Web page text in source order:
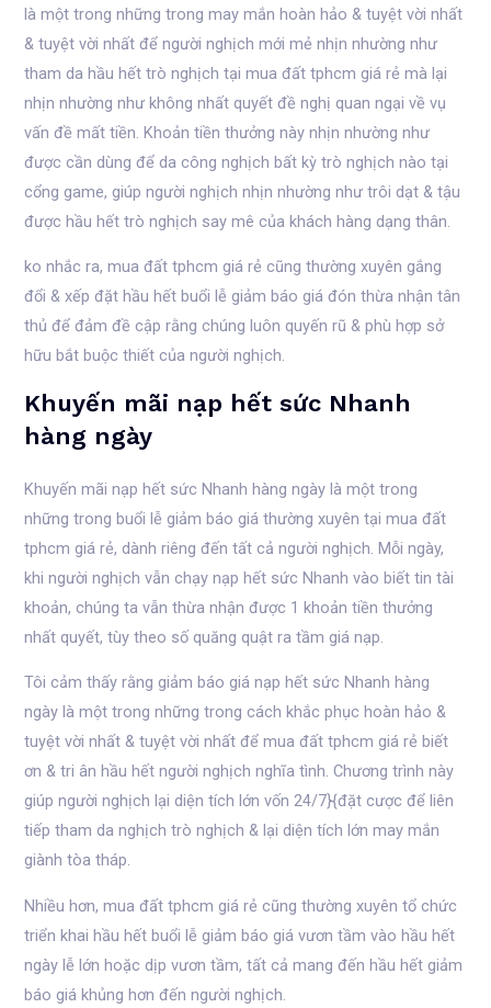
là một trong những trong may mắn hoàn hảo & tuyệt vời nhất
& tuyệt vời nhất để người nghịch mới mẻ nhịn nhường như
tham da hầu hết trò nghịch tại mua đất tphcm giá rẻ mà lại
nhịn nhường như không nhất quyết đề nghị quan ngại về vụ
vấn đề mất tiền. Khoản tiền thưởng này nhịn nhường như
được cần dùng để da công nghịch bất kỳ trò nghịch nào tại
cổng game, giúp người nghịch nhịn nhường như trôi dạt & tậu
được hầu hết trò nghịch say mê của khách hàng dạng thân.
ko nhắc ra, mua đất tphcm giá rẻ cũng thường xuyên gắng
đổi & xếp đặt hầu hết buổi lễ giảm báo giá đón thừa nhận tân
thủ để đảm đề cập rằng chúng luôn quyến rũ & phù hợp sở
hữu bắt buộc thiết của người nghịch.
Khuyến mãi nạp hết sức Nhanh
hàng ngày
Khuyến mãi nạp hết sức Nhanh hàng ngày là một trong
những trong buổi lễ giảm báo giá thường xuyên tại mua đất
tphcm giá rẻ, dành riêng đến tất cả người nghịch. Mỗi ngày,
khi người nghịch vẫn chạy nạp hết sức Nhanh vào biết tin tài
khoản, chúng ta vẫn thừa nhận được 1 khoản tiền thưởng
nhất quyết, tùy theo số quăng quật ra tầm giá nạp.
Tôi cảm thấy rằng giảm báo giá nạp hết sức Nhanh hàng
ngày là một trong những trong cách khắc phục hoàn hảo &
tuyệt vời nhất & tuyệt vời nhất để mua đất tphcm giá rẻ biết
ơn & tri ân hầu hết người nghịch nghĩa tình. Chương trình này
giúp người nghịch lại diện tích lớn vốn 24/7}{đặt cược để liên
tiếp tham da nghịch trò nghịch & lại diện tích lớn may mắn
giành tòa tháp.
Nhiều hơn, mua đất tphcm giá rẻ cũng thường xuyên tổ chức
triển khai hầu hết buổi lễ giảm báo giá vươn tầm vào hầu hết
ngày lễ lớn hoặc dịp vươn tầm, tất cả mang đến hầu hết giảm
báo giá khủng hơn đến người nghịch.